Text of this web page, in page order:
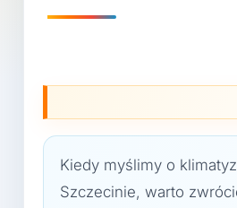
Kiedy myślimy o
Szczecinie, warto